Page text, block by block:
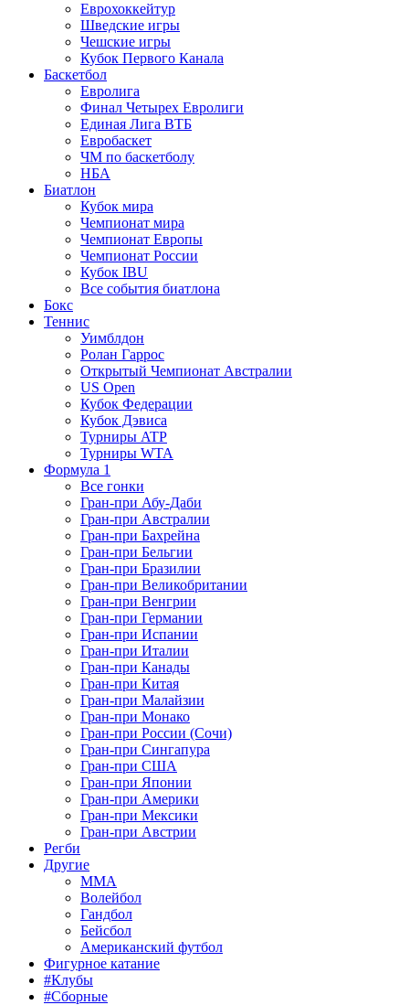
Еврохоккейтур
Шведские игры
Чешские игры
Кубок Первого Канала
Баскетбол
Евролига
Финал Четырех Евролиги
Единая Лига ВТБ
Евробаскет
ЧМ по баскетболу
НБА
Биатлон
Кубок мира
Чемпионат мира
Чемпионат Европы
Чемпионат России
Кубок IBU
Все события биатлона
Бокс
Теннис
Уимблдон
Ролан Гаррос
Открытый Чемпионат Австралии
US Open
Кубок Федерации
Кубок Дэвиса
Турниры ATP
Турниры WTA
Формула 1
Все гонки
Гран-при Абу-Даби
Гран-при Австралии
Гран-при Бахрейна
Гран-при Бельгии
Гран-при Бразилии
Гран-при Великобритании
Гран-при Венгрии
Гран-при Германии
Гран-при Испании
Гран-при Италии
Гран-при Канады
Гран-при Китая
Гран-при Малайзии
Гран-при Монако
Гран-при России (Сочи)
Гран-при Сингапура
Гран-при США
Гран-при Японии
Гран-при Америки
Гран-при Мексики
Гран-при Австрии
Регби
Другие
MMA
Волейбол
Гандбол
Бейсбол
Американский футбол
Фигурное катание
#Клубы
#Сборные